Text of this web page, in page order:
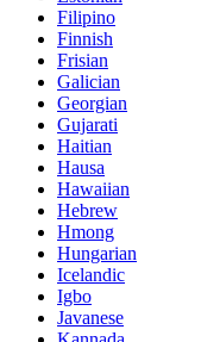
Filipino
Finnish
Frisian
Galician
Georgian
Gujarati
Haitian
Hausa
Hawaiian
Hebrew
Hmong
Hungarian
Icelandic
Igbo
Javanese